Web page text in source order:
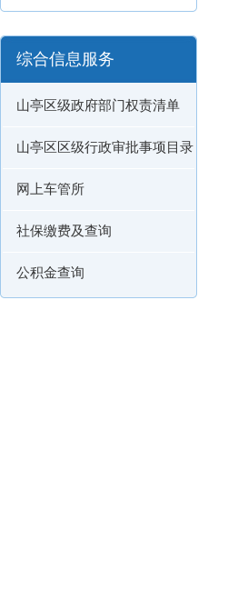
综合信息服务
山亭区级政府部门权责清单
山亭区区级行政审批事项目录
网上车管所
社保缴费及查询
公积金查询